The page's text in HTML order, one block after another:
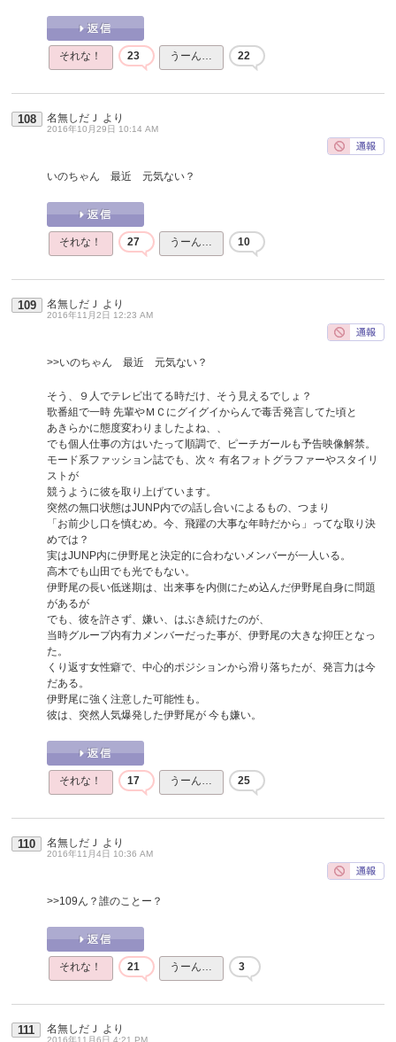
それな！ 23 うーん… 22
108 名無しだＪ より
2016年10月29日 10:14 AM
いのちゃん 最近 元気ない？
それな！ 27 うーん… 10
109 名無しだＪ より
2016年11月2日 12:23 AM
>>いのちゃん 最近 元気ない？
そう、９人でテレビ出てる時だけ、そう見えるでしょ？
歌番組で一時 先輩やＭＣにグイグイからんで毒舌発言してた頃と
あきらかに態度変わりましたよね、、
でも個人仕事の方はいたって順調で、ピーチガールも予告映像解禁。
モード系ファッション誌でも、次々 有名フォトグラファーやスタイリ
ストが
競うように彼を取り上げています。
突然の無口状態はJUNP内での話し合いによるもの、つまり
「お前少し口を慎むめ。今、飛躍の大事な年時だから」ってな取り決
めでは？
実はJUNP内に伊野尾と決定的に合わないメンバーが一人いる。
高木でも山田でも光でもない。
伊野尾の長い低迷期は、出来事を内側にため込んだ伊野尾自身に問題
があるが
でも、彼を許さず、嫌い、はぶき続けたのが、
当時グループ内有力メンバーだった事が、伊野尾の大きな抑圧となっ
た。
くり返す女性癖で、中心的ポジションから滑り落ちたが、発言力は今
だある。
伊野尾に強く注意した可能性も。
彼は、突然人気爆発した伊野尾が 今も嫌い。
それな！ 17 うーん… 25
110 名無しだＪ より
2016年11月4日 10:36 AM
>>109ん？誰のことー？
それな！ 21 うーん… 3
111 名無しだＪ より
2016年11月6日 4:21 PM